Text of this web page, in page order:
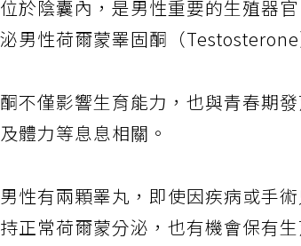
於陰囊內，是男性重要的生殖器
男性荷爾蒙睪固酮（Testosterone
不僅影響生育能力，也與青春期
體力等息息相關。
男性有兩顆睪丸，即使因疾病或手
正常荷爾蒙分泌，也有機會保有生